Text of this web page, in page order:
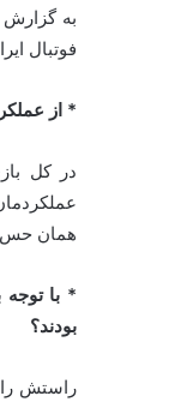
فوتبال
* از
در کل
همان حس
بودند؟